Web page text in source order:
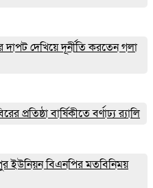
দেখিয়ে দূর্নীতি করতেন গলা
প্রতিষ্ঠা বার্ষিকীতে বর্ণাঢ্য র‌্যালি
ইউনিয়ন বিএনপির মতবিনিময়